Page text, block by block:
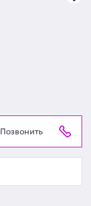
Позвонить